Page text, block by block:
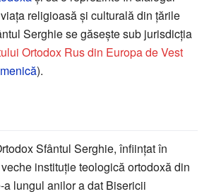
religioasă și culturală din țările
Serghie se găsește sub jurisdicția
Ortodox Rus din Europa de Vest
).
Sfântul Serghie, înființat în
instituție teologică ortodoxă din
a lungul anilor a dat Bisericii